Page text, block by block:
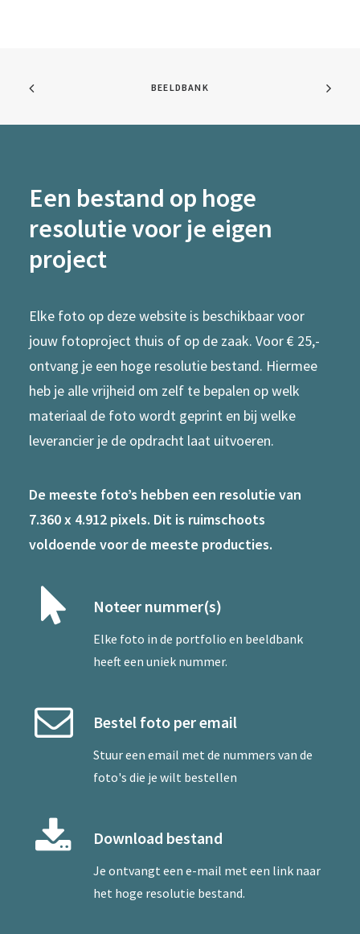
BEELDBANK
Een bestand op hoge
resolutie voor je eigen
project
Elke foto op deze website is beschikbaar voor
jouw fotoproject thuis of op de zaak. Voor € 25,-
ontvang je een hoge resolutie bestand. Hiermee
heb je alle vrijheid om zelf te bepalen op welk
materiaal de foto wordt geprint en bij welke
leverancier je de opdracht laat uitvoeren.
De meeste foto’s hebben een resolutie van
7.360 x 4.912 pixels. Dit is ruimschoots
voldoende voor de meeste producties.
Noteer nummer(s)
Elke foto in de portfolio en beeldbank
heeft een uniek nummer.
Bestel foto per email
Stuur een email met de nummers van de
foto's die je wilt bestellen
Download bestand
Je ontvangt een e-mail met een link naar
het hoge resolutie bestand.